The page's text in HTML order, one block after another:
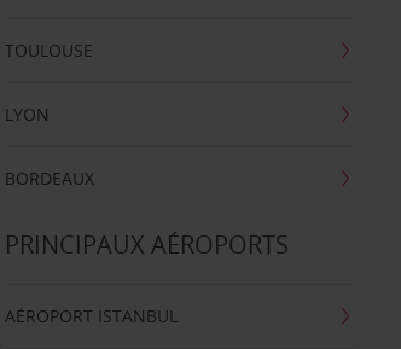
TOULOUSE
LYON
BORDEAUX
PRINCIPAUX AÉROPORTS
AÉROPORT ISTANBUL